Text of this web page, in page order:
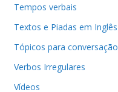
Tempos verbais
Textos e Piadas em Inglês
Tópicos para conversação
Verbos Irregulares
Vídeos